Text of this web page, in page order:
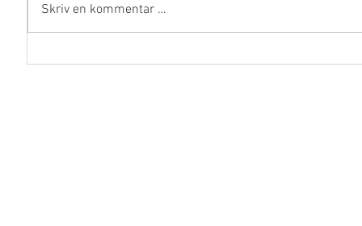
Trene til 3000meter test
Skriv en kommentar …